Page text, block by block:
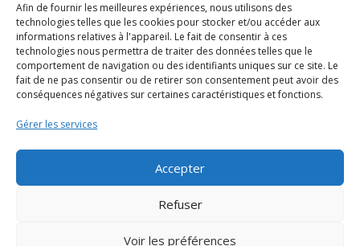
Afin de fournir les meilleures expériences, nous utilisons des
technologies telles que les cookies pour stocker et/ou accéder aux
informations relatives à l'appareil. Le fait de consentir à ces
technologies nous permettra de traiter des données telles que le
comportement de navigation ou des identifiants uniques sur ce site. Le
fait de ne pas consentir ou de retirer son consentement peut avoir des
conséquences négatives sur certaines caractéristiques et fonctions.
Gérer les services
Accepter
Refuser
Voir les préférences
d'informations.